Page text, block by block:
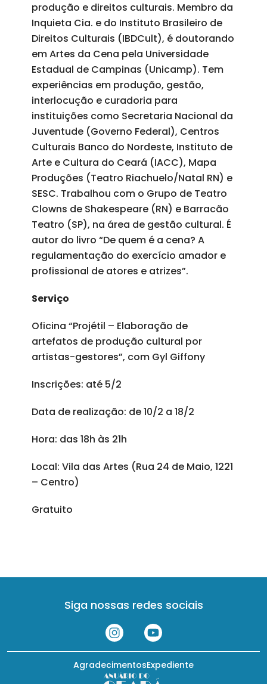
produção e direitos culturais. Membro da
Inquieta Cia. e do Instituto Brasileiro de
Direitos Culturais (IBDCult), é doutorando
em Artes da Cena pela Universidade
Estadual de Campinas (Unicamp). Tem
experiências em produção, gestão,
interlocução e curadoria para
instituições como Secretaria Nacional da
Juventude (Governo Federal), Centros
Culturais Banco do Nordeste, Instituto de
Arte e Cultura do Ceará (IACC), Mapa
Produções (Teatro Riachuelo/Natal RN) e
SESC. Trabalhou com o Grupo de Teatro
Clowns de Shakespeare (RN) e Barracão
Teatro (SP), na área de gestão cultural. É
autor do livro “De quem é a cena? A
regulamentação do exercício amador e
profissional de atores e atrizes”.
Serviço
Oficina “Projétil – Elaboração de
artefatos de produção cultural por
artistas-gestores”, com Gyl Giffony
Inscrições: até 5/2
Data de realização: de 10/2 a 18/2
Hora: das 18h às 21h
Local: Vila das Artes (Rua 24 de Maio, 1221
– Centro)
Gratuito
Siga nossas redes sociais
Expediente
Agradecimentos